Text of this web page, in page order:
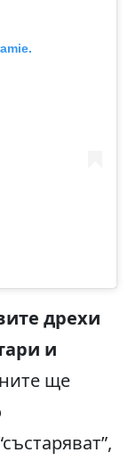
дрехи
и
ще